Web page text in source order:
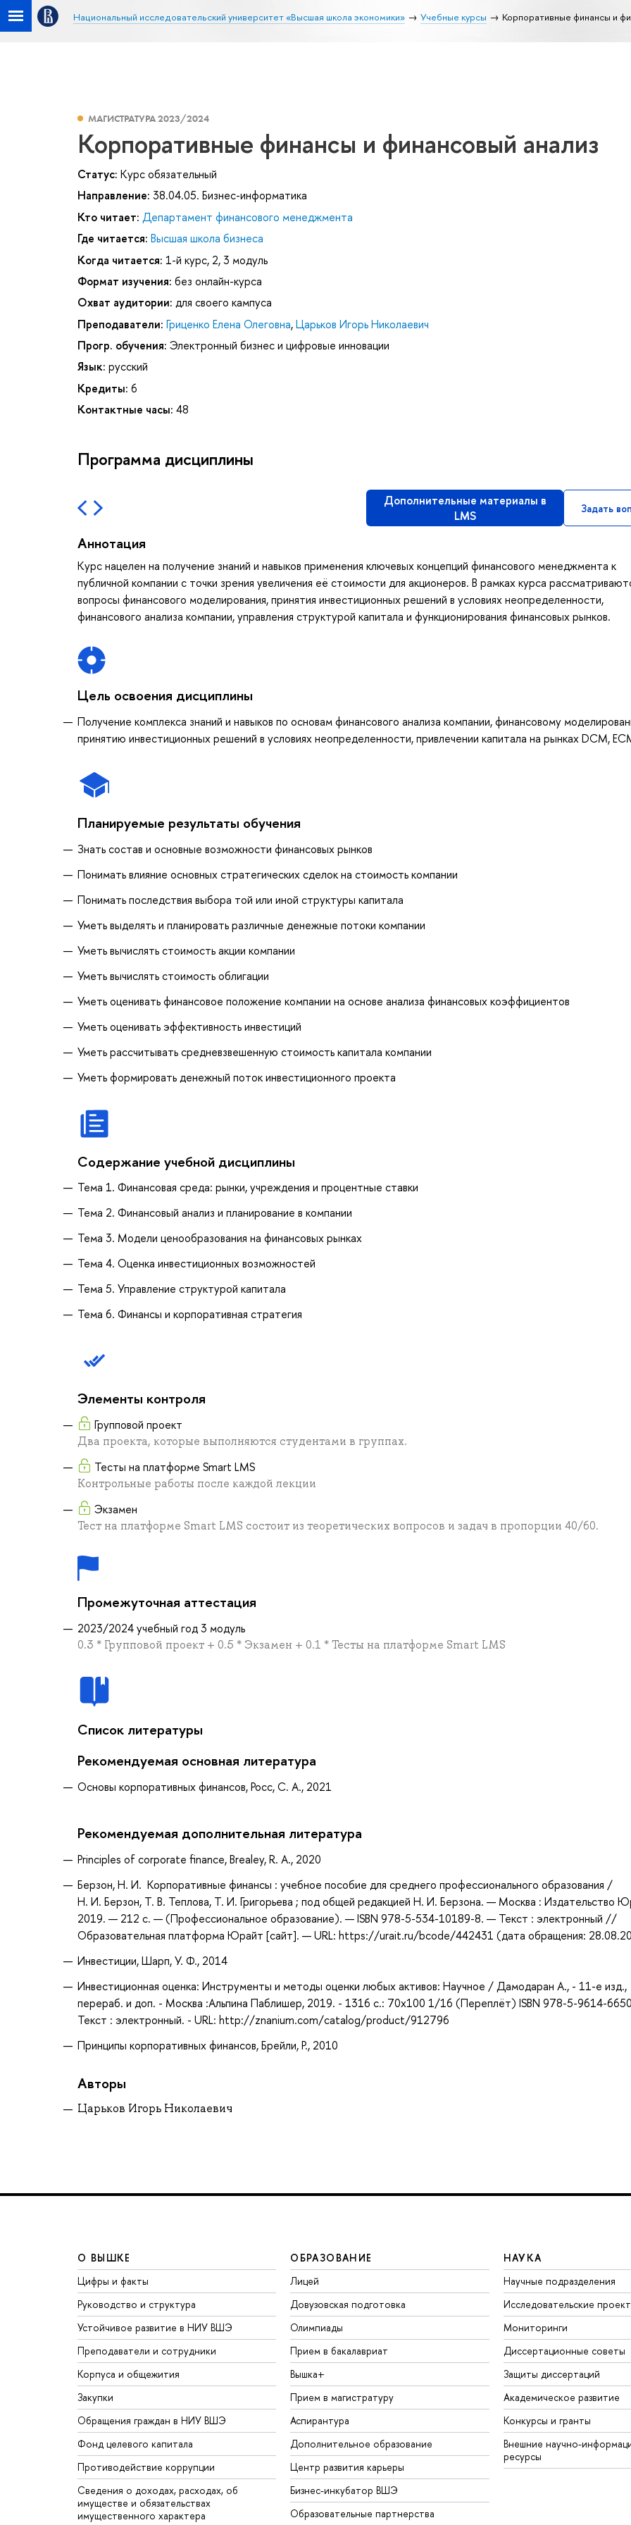
Национальный исследовательский университет «Высшая школа экономики» Учебные курсы Корпоративные финансы и
МАГИСТРАТУРА 2023/2024
Корпоративные финансы и финансовый анализ
Статус: Курс обязательный
Направление: 38.04.05. Бизнес-информатика
Кто читает: Департамент финансового менеджмента
Где читается: Высшая школа бизнеса
Когда читается: 1-й курс, 2, 3 модуль
Формат изучения: без онлайн-курса
Охват аудитории: для своего кампуса
Преподаватели: Гриценко Елена Олеговна,Царьков Игорь Николаевич
Прогр. обучения: Электронный бизнес и цифровые инновации
Язык: русский
Кредиты: 6
Контактные часы: 48
Программа дисциплины
Дополнительные материалы в
LMS
Задать
Аннотация
Курс нацелен на получение знаний и навыков применения ключевых концепций финансового менеджмента к
публичной компании с точки зрения увеличения её стоимости для акционеров. В рамках курса
вопросы финансового моделирования, принятия инвестиционных решений в условиях неопределенности,
финансового анализа компании, управления структурой капитала и функционирования финансовых рынков.
Цель освоения дисциплины
Получение комплекса знаний и навыков по основам финансового анализа компании, финансовому
принятию инвестиционных решений в условиях неопределенности, привлечении капитала на рынках DCM,
Планируемые результаты обучения
Знать состав и основные возможности финансовых рынков
Понимать влияние основных стратегических сделок на стоимость компании
Понимать последствия выбора той или иной структуры капитала
Уметь выделять и планировать различные денежные потоки компании
Уметь вычислять стоимость акции компании
Уметь вычислять стоимость облигации
Уметь оценивать финансовое положение компании на основе анализа финансовых коэффициентов
Уметь оценивать эффективность инвестиций
Уметь рассчитывать средневзвешенную стоимость капитала компании
Уметь формировать денежный поток инвестиционного проекта
Содержание учебной дисциплины
Тема 1. Финансовая среда: рынки, учреждения и процентные ставки
Тема 2. Финансовый анализ и планирование в компании
Тема 3. Модели ценообразования на финансовых рынках
Тема 4. Оценка инвестиционных возможностей
Тема 5. Управление структурой капитала
Тема 6. Финансы и корпоративная стратегия
Элементы контроля
Групповой проект
Два проекта, которые выполняются студентами в группах.
Тесты на платформе Smart LMS
Контрольные работы после каждой лекции
Экзамен
Тест на платформе Smart LMS состоит из теоретических вопросов и задач в пропорции 40/60.
Промежуточная аттестация
2023/2024 учебный год 3 модуль
0.3 * Групповой проект + 0.5 * Экзамен + 0.1 * Тесты на платформе Smart LMS
Список литературы
Рекомендуемая основная литература
Основы корпоративных финансов, Росс, С. А., 2021
Рекомендуемая дополнительная литература
Principles of corporate finance, Brealey, R. A., 2020
Берзон, Н. И. Корпоративные финансы : учебное пособие для среднего профессионального образования /
Н. И. Берзон, Т. В. Теплова, Т. И. Григорьева ; под общей редакцией Н. И. Берзона. — Москва : Издательство
2019. — 212 с. — (Профессиональное образование). — ISBN 978-5-534-10189-8. — Текст : электронный //
Образовательная платформа Юрайт [сайт]. — URL: https://urait.ru/bcode/442431 (дата обращения:
Инвестиции, Шарп, У. Ф., 2014
Инвестиционная оценка: Инструменты и методы оценки любых активов: Научное / Дамодаран А., - 11-е изд.,
перераб. и доп. - Москва :Альпина Паблишер, 2019. - 1316 с.: 70x100 1/16 (Переплёт) ISBN 978-5-9614-
Текст : электронный. - URL: http://znanium.com/catalog/product/912796
Принципы корпоративных финансов, Брейли, Р., 2010
Авторы
Царьков Игорь Николаевич
О ВЫШКЕ
Цифры и факты
Руководство и структура
Устойчивое развитие в НИУ ВШЭ
Преподаватели и сотрудники
Корпуса и общежития
Закупки
Обращения граждан в НИУ ВШЭ
Фонд целевого капитала
Противодействие коррупции
Сведения о доходах, расходах, об
имуществе и обязательствах
имущественного характера
ОБРАЗОВАНИЕ
Лицей
Довузовская подготовка
Олимпиады
Прием в бакалавриат
Вышка+
Прием в магистратуру
Аспирантура
Дополнительное образование
Центр развития карьеры
Бизнес-инкубатор ВШЭ
Образовательные партнерства
НАУКА
Научные подразделения
Исследовательские
Мониторинги
Диссертационные советы
Защиты диссертаций
Академическое развитие
Конкурсы и гранты
Внешние научно-
ресурсы